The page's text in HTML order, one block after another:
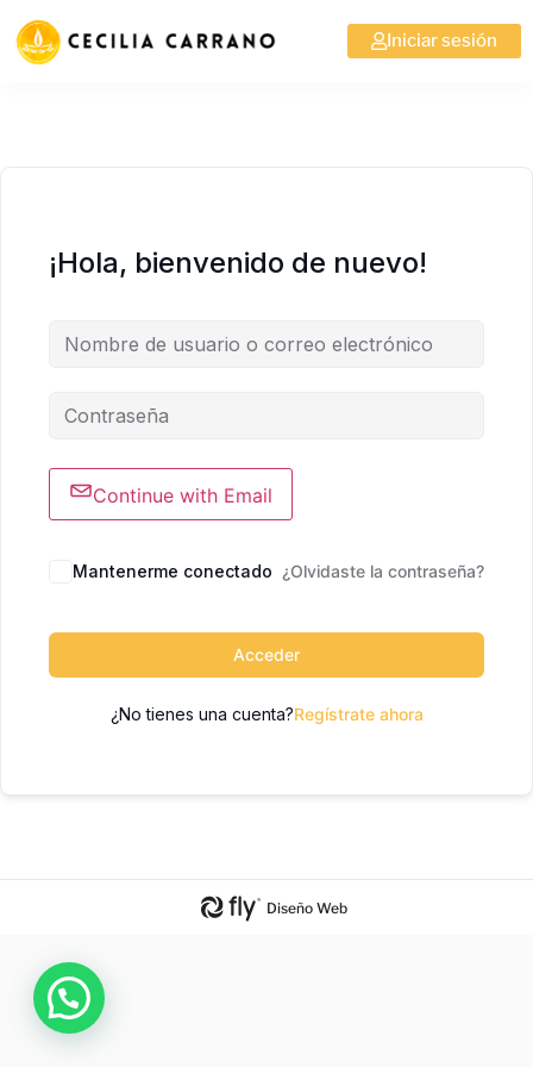
Iniciar sesión
¡Hola, bienvenido de nuevo!
Continue with Email
Mantenerme conectado ¿Olvidaste la contraseña?
Acceder
¿No tienes una cuenta?Regístrate ahora
Diseño Web